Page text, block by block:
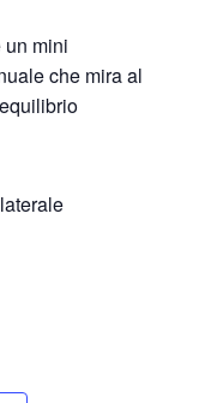
un mini
che mira al